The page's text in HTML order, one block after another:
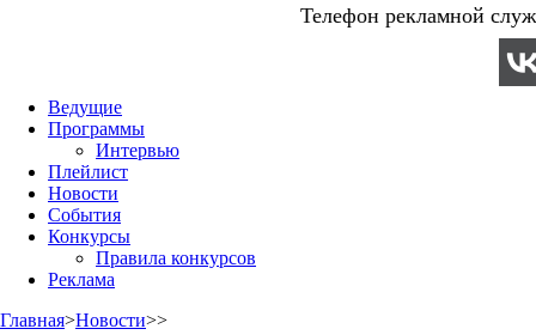
Телефон рекламной
Ведущие
Программы
Интервью
Плейлист
Новости
События
Конкурсы
Правила конкурсов
Реклама
Главная>Новости>>